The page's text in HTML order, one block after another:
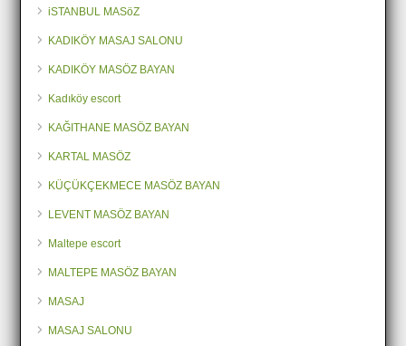
iSTANBUL MASöZ
KADIKÖY MASAJ SALONU
KADIKÖY MASÖZ BAYAN
Kadıköy escort
KAĞITHANE MASÖZ BAYAN
KARTAL MASÖZ
KÜÇÜKÇEKMECE MASÖZ BAYAN
LEVENT MASÖZ BAYAN
Maltepe escort
MALTEPE MASÖZ BAYAN
MASAJ
MASAJ SALONU